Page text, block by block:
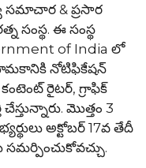
సమాచార & ప్రసార
సంస్థ. ఈ సంస్థ
of India లో
నోటిఫికేషన్
రైటర్, గ్రాఫిక్
మొత్తం 3
అక్టోబర్ 17వ తేదీ
సమర్పించుకోవచ్చు.